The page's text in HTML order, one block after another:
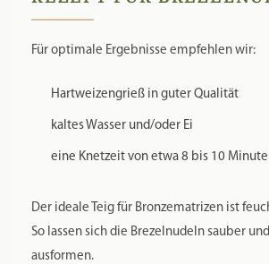
Für optimale Ergebnisse empfehlen wir:
Hartweizengrieß in guter Qualität
kaltes Wasser und/oder Ei
eine Knetzeit von etwa 8 bis 10
Der ideale Teig für Bronzematrizen ist
So lassen sich die Brezelnudeln sauber
ausformen.